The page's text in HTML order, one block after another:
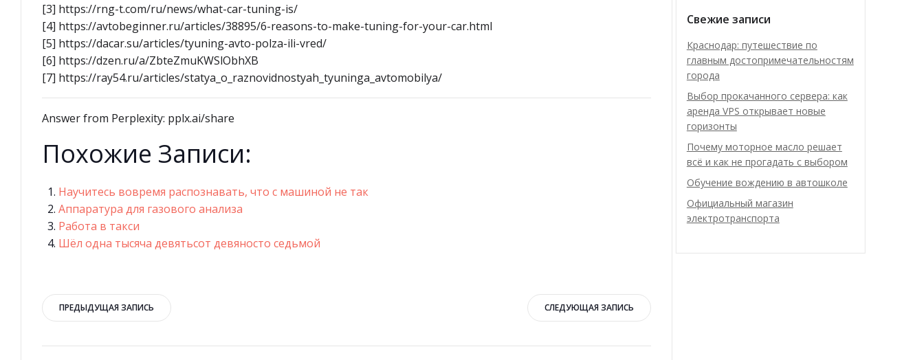
[3] https://rng-t.com/ru/news/what-car-tuning-is/
[4] https://avtobeginner.ru/articles/38895/6-reasons-to-make-tuning-for-your-car.html
[5] https://dacar.su/articles/tyuning-avto-polza-ili-vred/
[6] https://dzen.ru/a/ZbteZmuKWSlObhXB
[7] https://ray54.ru/articles/statya_o_raznovidnostyah_tyuninga_avtomobilya/
Answer from Perplexity: pplx.ai/share
Похожие Записи:
Научитесь вовремя распознавать, что с машиной не так
Аппаратура для газового анализа
Работа в такси
Шёл одна тысяча девятьсот девяносто седьмой
Навигация
по
ПРЕДЫДУЩАЯ ЗАПИСЬ
по
СЛЕДУЮЩАЯ ЗАПИСЬ
Свежие записи
Краснодар: путешествие по
главным достопримечательностям
города
Выбор прокачанного сервера: как
аренда VPS открывает новые
горизонты
Почему моторное масло решает
всё и как не прогадать с выбором
Обучение вождению в автошколе
Официальный магазин
электротранспорта